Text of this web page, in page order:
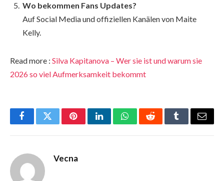
Wo bekommen Fans Updates?
Auf Social Media und offiziellen Kanälen von Maite
Kelly.
Read more : Silva Kapitanova – Wer sie ist und warum sie
2026 so viel Aufmerksamkeit bekommt
FacebookTwitterPinterestLinkedInWhatsAppRedditTumblrEmail
Vecna